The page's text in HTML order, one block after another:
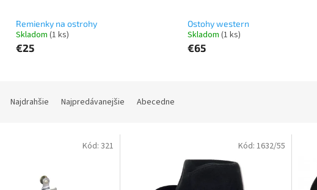
Remienky na ostrohy
Skladom (1 ks)
€25
Ostohy western
Skladom (1 ks)
€65
Najdrahšie Najpredávanejšie Abecedne
Kód: 321 Kód: 1632/55